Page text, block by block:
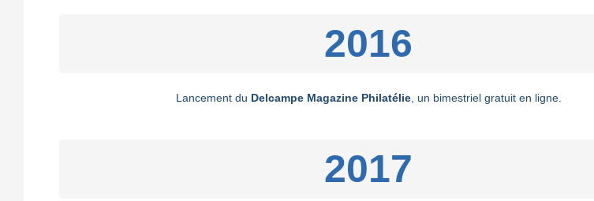
2016
Lancement du Delcampe Magazine Philatélie, un bimestriel gratuit en ligne.
2017